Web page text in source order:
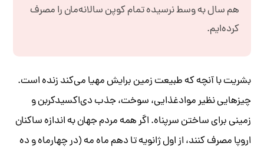
هم سال به وسط نرسیده تمام کوپن سالانه‌مان را مصرف
کرده‌ایم.
بشریت با آنچه که طبیعت زمین برایش مهیا می‌کند زنده است.
چیزهایی نظیر مواد‌غذایی، سوخت، جذب دی‌اکسید‌کربن و
زمینی برای ساختن سرپناه. اگر همه مردم جهان به اندازه ساکنان
اروپا مصرف کنند، از اول ژانویه تا دهم ماه مه (در چهارماه و ده